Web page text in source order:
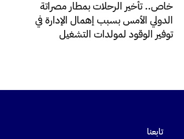
خاص.. تأخير الرحلات بمطار مصراتة
الدولي الأمس بسبب إهمال الإدارة في
توفير الوقود لمولدات التشغيل
تابعنا